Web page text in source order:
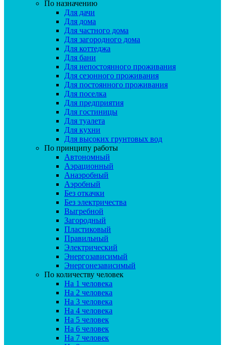
По назначению
Для дачи
Для дома
Для частного дома
Для загородного дома
Для коттеджа
Для бани
Для непостоянного проживания
Для сезонного проживания
Для постоянного проживания
Для поселка
Для предприятия
Для гостиницы
Для туалета
Для кухни
Для высоких грунтовых вод
По принципу работы
Автономный
Аэрационный
Анаэробный
Аэробный
Без откачки
Без электричества
Выгребной
Загородный
Пластиковый
Правильный
Электрический
Энергозависимый
Энергонезависимый
По количеству человек
На 1 человека
На 2 человека
На 3 человека
На 4 человека
На 5 человек
На 6 человек
На 7 человек